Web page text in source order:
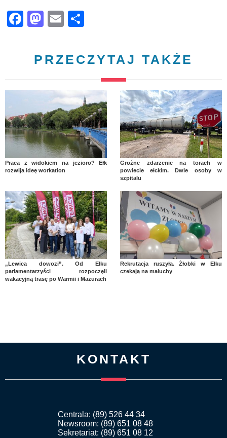
Facebook
Mastodon
Email
PRZECZYTAJ TAKŻE
Praca z widokiem na jezioro? Ełk
rozwija ideę workation
Groźne zdarzenie na torach w
powiecie ełckim. Dwie osoby w
szpitalu
„Lewica dowozi”. Od Ełku
parlamentarzyści rozpoczęli
wakacyjną trasę po Warmii i Mazurach
Rekrutacja ruszyła. Żłobki w Ełku
czekają na maluchy
KONTAKT
Centrala: (89) 526 44 34
Newsroom: (89) 651 08 48
Sekretariat: (89) 651 08 12